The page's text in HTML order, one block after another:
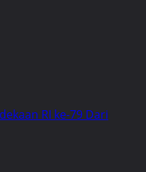
RI ke-79 Dari